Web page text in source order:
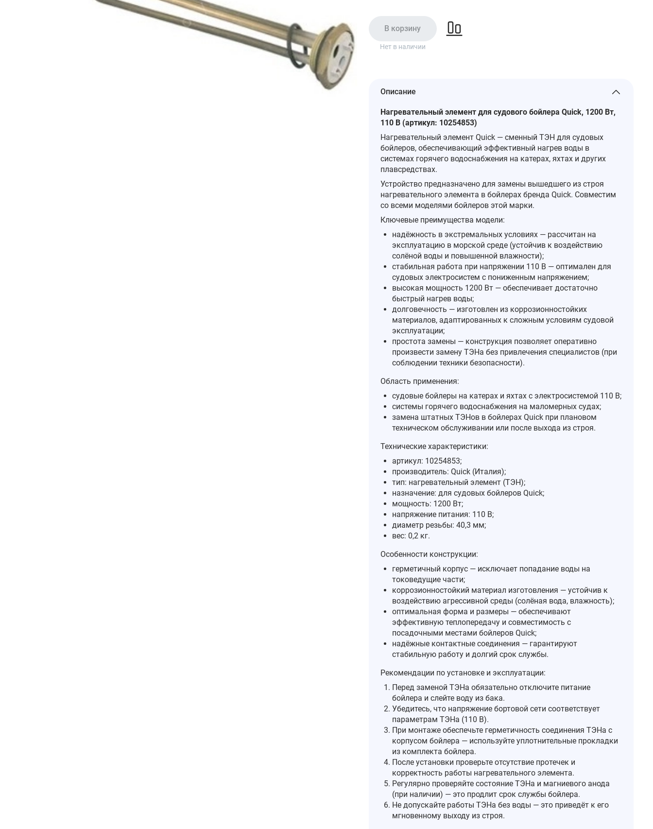
В корзину
Нет в наличии
Описание
Нагревательный элемент для судового бойлера Quick, 1200 Вт,
110 В (артикул: 10254853)
Нагревательный элемент Quick — сменный ТЭН для судовых
бойлеров, обеспечивающий эффективный нагрев воды в
системах горячего водоснабжения на катерах, яхтах и других
плавсредствах.
Устройство предназначено для замены вышедшего из строя
нагревательного элемента в бойлерах бренда Quick. Совместим
со всеми моделями бойлеров этой марки.
Ключевые преимущества модели:
надёжность в экстремальных условиях — рассчитан на
эксплуатацию в морской среде (устойчив к воздействию
солёной воды и повышенной влажности);
стабильная работа при напряжении 110 В — оптимален для
судовых электросистем с пониженным напряжением;
высокая мощность 1200 Вт — обеспечивает достаточно
быстрый нагрев воды;
долговечность — изготовлен из коррозионностойких
материалов, адаптированных к сложным условиям судовой
эксплуатации;
простота замены — конструкция позволяет оперативно
произвести замену ТЭНа без привлечения специалистов (при
соблюдении техники безопасности).
Область применения:
судовые бойлеры на катерах и яхтах с электросистемой 110 В;
системы горячего водоснабжения на маломерных судах;
замена штатных ТЭНов в бойлерах Quick при плановом
техническом обслуживании или после выхода из строя.
Технические характеристики:
артикул: 10254853;
производитель: Quick (Италия);
тип: нагревательный элемент (ТЭН);
назначение: для судовых бойлеров Quick;
мощность: 1200 Вт;
напряжение питания: 110 В;
диаметр резьбы: 40,3 мм;
вес: 0,2 кг.
Особенности конструкции:
герметичный корпус — исключает попадание воды на
токоведущие части;
коррозионностойкий материал изготовления — устойчив к
воздействию агрессивной среды (солёная вода, влажность);
оптимальная форма и размеры — обеспечивают
эффективную теплопередачу и совместимость с
посадочными местами бойлеров Quick;
надёжные контактные соединения — гарантируют
стабильную работу и долгий срок службы.
Рекомендации по установке и эксплуатации:
Перед заменой ТЭНа обязательно отключите питание
бойлера и слейте воду из бака.
Убедитесь, что напряжение бортовой сети соответствует
параметрам ТЭНа (110 В).
При монтаже обеспечьте герметичность соединения ТЭНа с
корпусом бойлера — используйте уплотнительные прокладки
из комплекта бойлера.
После установки проверьте отсутствие протечек и
корректность работы нагревательного элемента.
Регулярно проверяйте состояние ТЭНа и магниевого анода
(при наличии) — это продлит срок службы бойлера.
Не допускайте работы ТЭНа без воды — это приведёт к его
мгновенному выходу из строя.